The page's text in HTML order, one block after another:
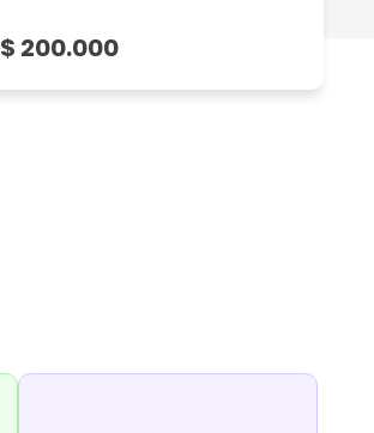
$ 200.000